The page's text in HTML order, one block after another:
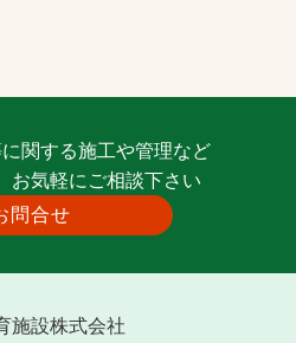
関する施工や管理など
お気軽にご相談下さい
問合せ
施設株式会社